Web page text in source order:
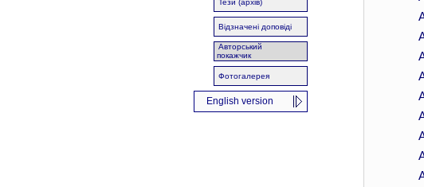
Тези (архів)
Відзначені доповіді
Авторський
покажчик
Фотогалерея
English version